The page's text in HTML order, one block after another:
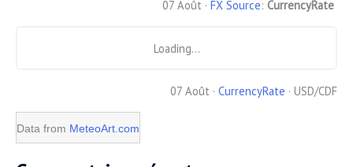
07 Août · FX Source: CurrencyRate
Loading...
07 Août · CurrencyRate · USD/CDF
Data from MeteoArt.com